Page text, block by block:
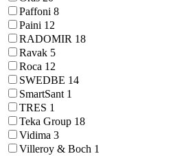
Paffoni 8
Paini 12
RADOMIR 18
Ravak 5
Roca 12
SWEDBE 14
SmartSant 1
TRES 1
Teka Group 18
Vidima 3
Villeroy & Boch 1